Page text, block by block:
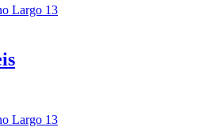
Largo 13
Largo 13